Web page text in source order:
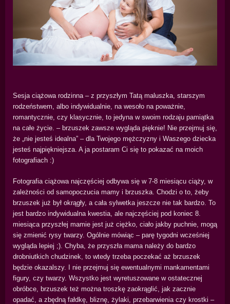
Sesja ciążowa rodzinna – z przyszłym Tatą maluszka, starszym
rodzeństwem, albo indywidualnie, na wesoło na poważnie,
romantycznie, czy klasycznie, to jedyna w swoim rodzaju pamiątka
na całe życie. – brzuszek zawsze wygląda pięknie! Nie przejmuj się,
że „nie jesteś idealna” – dla Twojego mężczyzny i Waszego dziecka
jesteś najpiękniejsza. A ja postaram Ci się to pokazać na moich
fotografiach :)
Fotografia ciążowa najczęściej odbywa się w 7-8 miesiącu ciąży, w
zależności od samopoczucia mamy i brzuszka. Chodzi o to, żeby
brzuszek już był okrągły, a cała sylwetka jeszcze nie tak bardzo. To
jest bardzo indywidualna kwestia, ale najczęściej pod koniec 8.
miesiąca przyszłej mamie jest już ciężko, ciało jakby puchnie, mogą
się zmienić rysy twarzy. Ogólnie mówiąc – parę tygodni wcześniej
wygląda lepiej ;). Chyba, że przyszła mama należy do bardzo
drobniutkich chudzinek, to wtedy trzeba poczekać aż brzuszek
będzie okazalszy. I nie przejmuj się ewentualnymi mankamentami
figury, czy twarzy. Wszystko jest wyretuszowane w ostatecznej
obróbce, brzuszek też można troszkę zaokrąglić, jak zacznie
opadać, a zbędną fałdkę, bliznę, żylaki, przebarwienia czy krostki –